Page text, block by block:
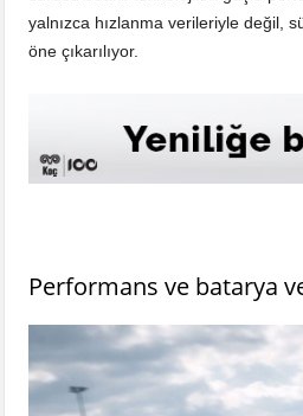
yalnızca hızlanma verileriyle değil,
öne çıkarılıyor.
Performans ve batarya